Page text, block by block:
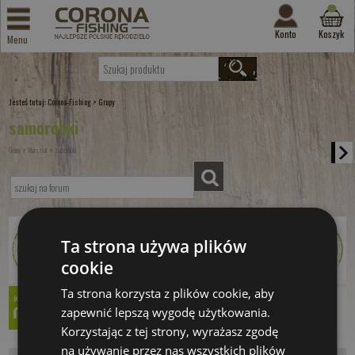
Menu Konto Koszyk
Jesteś tutaj: Corona-Fishing > Grupy
samoróbki
Grupy »Warsztat » samoróbki
Ta strona używa plików
cookie
Ta strona korzysta z plików cookie, aby
zapewnić lepszą wygodę użytkowania.
Korzystając z tej strony, wyrażasz zgodę
na używanie przez nas wszystkich plików